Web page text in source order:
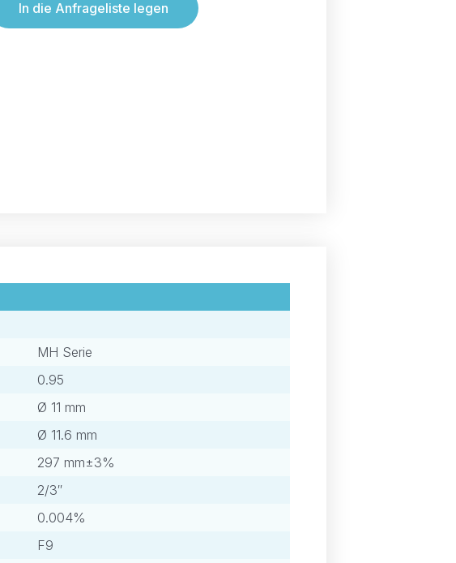
In die Anfrageliste legen
MH Serie
0.95
Ø 11 mm
Ø 11.6 mm
297 mm±3%
2/3″
0.004%
F9